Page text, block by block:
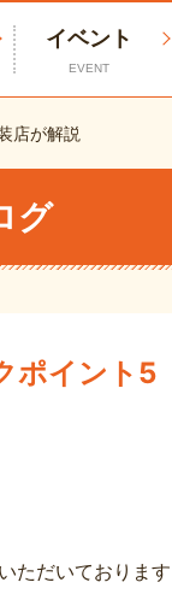
イベント
EVENT
店が解説
グ
ポイント5
ただいております